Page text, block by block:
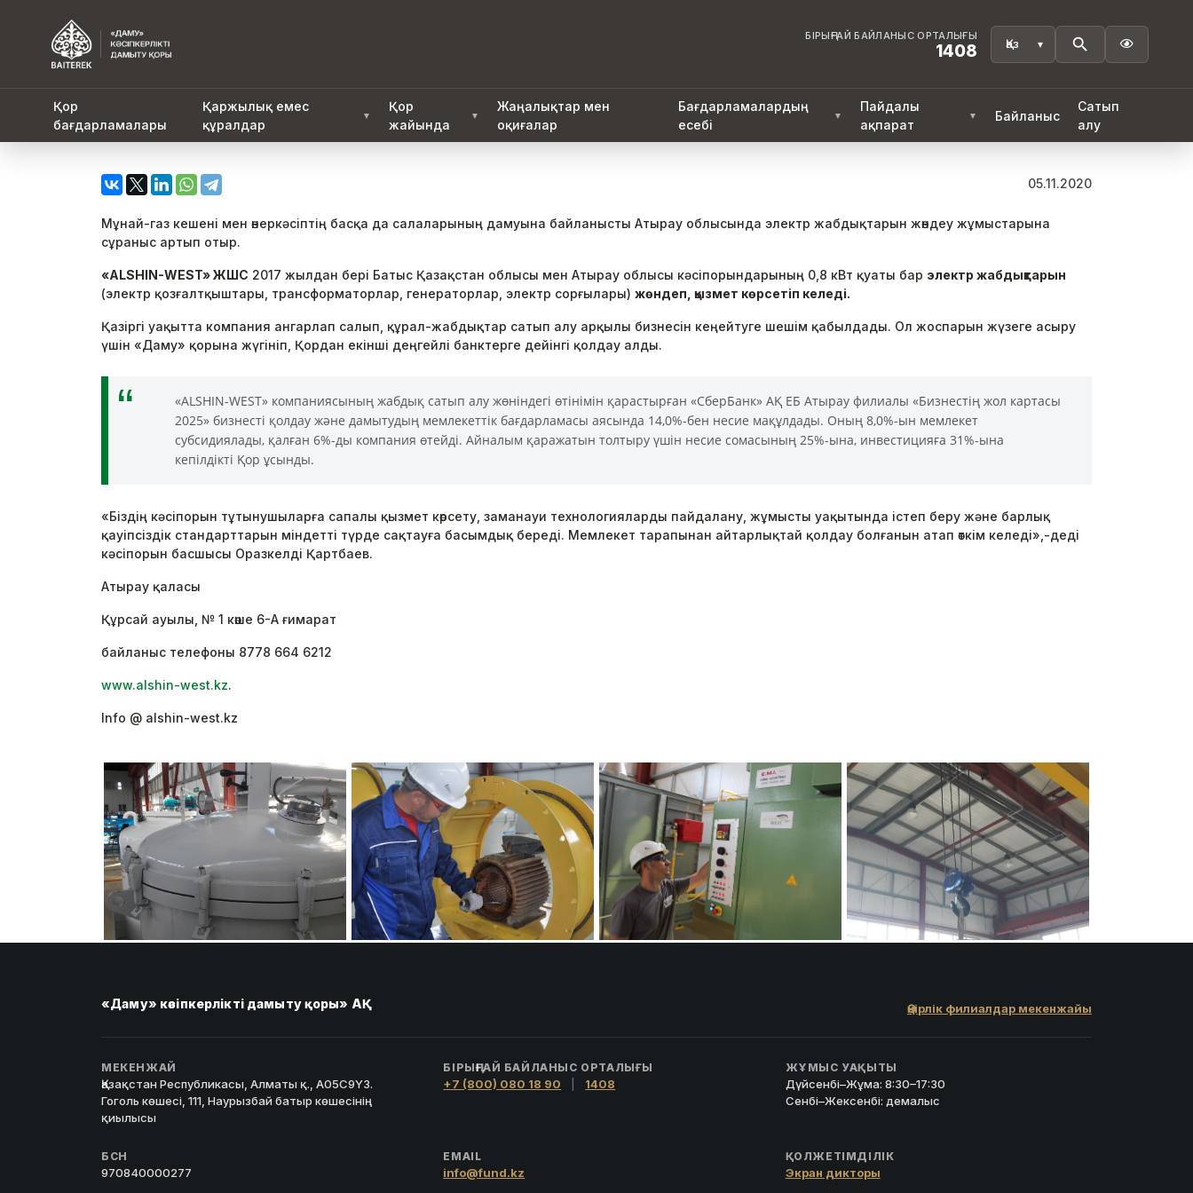
БІРЫҢҒАЙ БАЙЛАНЫС ОРТАЛЫҒЫ
1408 
Қор
бағдарламалары
Қаржылық емес
құралдар
▼
Қор
жайында
▼
Жаңалықтар мен
оқиғалар
Бағдарламалардың
есебі
▼
Пайдалы
ақпарат
▼ Байланыс
Сатып
алу
05.11.2020
Мұнай-газ кешені мен өнеркәсіптің басқа да салаларының дамуына байланысты Атырау облысында электр жабдықтарын жөндеу жұмыстарына
сұраныс артып отыр.
«ALSHIN-WEST» ЖШС 2017 жылдан бері Батыс Қазақстан облысы мен Атырау облысы кәсіпорындарының 0,8 кВт қуаты бар электр жабдықтарын
(электр қозғалтқыштары, трансформаторлар, генераторлар, электр сорғылары) жөндеп, қызмет көрсетіп келеді.
Қазіргі уақытта компания ангарлап салып, құрал-жабдықтар сатып алу арқылы бизнесін кеңейтуге шешім қабылдады. Ол жоспарын жүзеге асыру
үшін «Даму» қорына жүгініп, Қордан екінші деңгейлі банктерге дейінгі қолдау алды.
«ALSHIN-WEST» компаниясының жабдық сатып алу жөніндегі өтінімін қарастырған «СберБанк» АҚ ЕБ Атырау филиалы «Бизнестің жол картасы
2025» бизнесті қолдау және дамытудың мемлекеттік бағдарламасы аясында 14,0%-бен несие мақұлдады. Оның 8,0%-ын мемлекет
субсидиялады, қалған 6%-ды компания өтейді. Айналым қаражатын толтыру үшін несие сомасының 25%-ына, инвестицияға 31%-ына
кепілдікті Қор ұсынды.
«Біздің кәсіпорын тұтынушыларға сапалы қызмет көрсету, заманауи технологияларды пайдалану, жұмысты уақытында істеп беру және барлық
қауіпсіздік стандарттарын міндетті түрде сақтауға басымдық береді. Мемлекет тарапынан айтарлықтай қолдау болғанын атап өткім келеді»,-деді
кәсіпорын басшысы Оразкелді Қартбаев.
Атырау қаласы
Құрсай ауылы, № 1 көше 6-А ғимарат
байланыс телефоны 8778 664 6212
www.alshin-west.kz.
Info @ alshin-west.kz
«Даму» кәсіпкерлікті дамыту қоры» АҚ Өңірлік филиалдар мекенжайы
МЕКЕНЖАЙ
Қазақстан Республикасы, Алматы қ., A05C9Y3.
Гоголь көшесі, 111, Наурызбай батыр көшесінің
қиылысы
БІРЫҢҒАЙ БАЙЛАНЫС ОРТАЛЫҒЫ
+7 (800) 080 18 90 1408
ЖҰМЫС УАҚЫТЫ
Дүйсенбі–Жұма: 8:30–17:30
Сенбі–Жексенбі: демалыс
БСН
970840000277
EMAIL
info@fund.kz
ҚОЛЖЕТІМДІЛІК
Экран дикторы